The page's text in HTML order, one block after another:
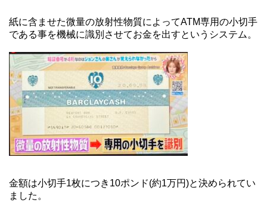
紙に含ませた微量の放射性物質によってATM専用の小切手
である事を機械に識別させてお金を出すというシステム。
金額は小切手1枚につき10ポンド(約1万円)と決められてい
ました。